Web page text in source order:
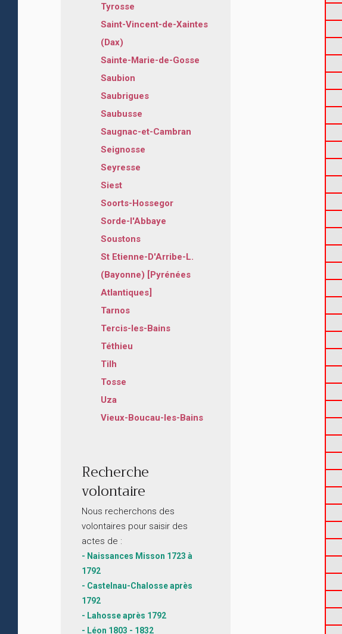
Tyrosse
Saint-Vincent-de-Xaintes
(Dax)
Sainte-Marie-de-Gosse
Saubion
Saubrigues
Saubusse
Saugnac-et-Cambran
Seignosse
Seyresse
Siest
Soorts-Hossegor
Sorde-l'Abbaye
Soustons
St Etienne-D'Arribe-L.
(Bayonne) [Pyrénées
Atlantiques]
Tarnos
Tercis-les-Bains
Téthieu
Tilh
Tosse
Uza
Vieux-Boucau-les-Bains
Recherche
volontaire
Nous recherchons des
volontaires pour saisir des
actes de :
- Naissances Misson 1723 à
1792
- Castelnau-Chalosse après
1792
- Lahosse après 1792
- Léon 1803 - 1832